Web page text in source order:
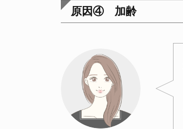
原因④ 加齢